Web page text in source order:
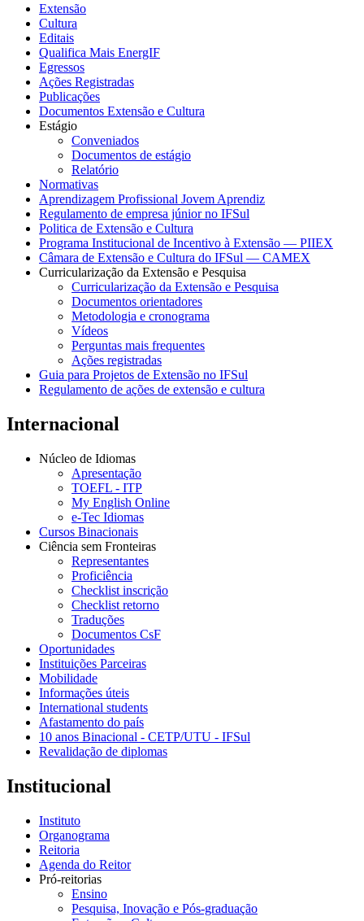
Extensão
Cultura
Editais
Qualifica Mais EnergIF
Egressos
Ações Registradas
Publicações
Documentos Extensão e Cultura
Estágio
Conveniados
Documentos de estágio
Relatório
Normativas
Aprendizagem Profissional Jovem Aprendiz
Regulamento de empresa júnior no IFSul
Politica de Extensão e Cultura
Programa Institucional de Incentivo à Extensão — PIIEX
Câmara de Extensão e Cultura do IFSul — CAMEX
Curricularização da Extensão e Pesquisa
Curricularização da Extensão e Pesquisa
Documentos orientadores
Metodologia e cronograma
Vídeos
Perguntas mais frequentes
Ações registradas
Guia para Projetos de Extensão no IFSul
Regulamento de ações de extensão e cultura
Internacional
Núcleo de Idiomas
Apresentação
TOEFL - ITP
My English Online
e-Tec Idiomas
Cursos Binacionais
Ciência sem Fronteiras
Representantes
Proficiência
Checklist inscrição
Checklist retorno
Traduções
Documentos CsF
Oportunidades
Instituições Parceiras
Mobilidade
Informações úteis
International students
Afastamento do país
10 anos Binacional - CETP/UTU - IFSul
Revalidação de diplomas
Institucional
Instituto
Organograma
Reitoria
Agenda do Reitor
Pró-reitorias
Ensino
Pesquisa, Inovação e Pós-graduação